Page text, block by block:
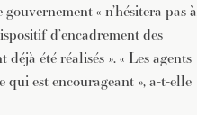
« n’hésitera pas à
d’encadrement des
été réalisés ». « Les agents
est encourageant », a-t-elle